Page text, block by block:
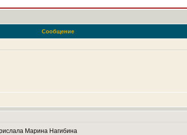
Сообщение
Марина Нагибина